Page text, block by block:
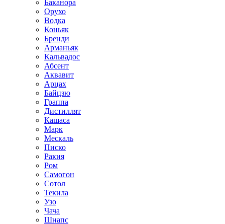
Баканора
Орухо
Водка
Коньяк
Бренди
Арманьяк
Кальвадос
Абсент
Аквавит
Арцах
Байцзю
Граппа
Дистиллят
Кашаса
Марк
Мескаль
Писко
Ракия
Ром
Самогон
Сотол
Текила
Узо
Чача
Шнапс